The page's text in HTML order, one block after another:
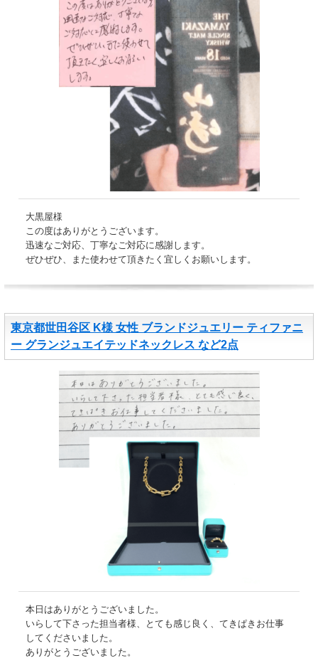
大黒屋様
この度はありがとうございます。
迅速なご対応、丁寧なご対応に感謝します。
ぜひぜひ、また使わせて頂きたく宜しくお願いします。
東京都世田谷区 K様 女性 ブランドジュエリー ティファニ
ー グランジュエイテッドネックレス など2点
本日はありがとうございました。
いらして下さった担当者様、とても感じ良く、てきぱきお仕事
してくださいました。
ありがとうございました。